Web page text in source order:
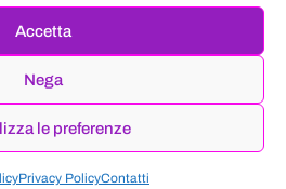
Accetta
Nega
le preferenze
Privacy PolicyContatti
o Reso
| © 2026 Venerestore byDonne
Industrie, 13 - Venezia - Italia |